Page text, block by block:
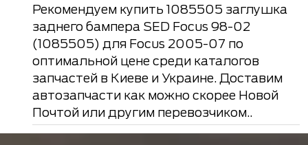
Рекомендуем купить 1085505 заглушка
заднего бампера SED Focus 98-02
(1085505) для Focus 2005-07 по
оптимальной цене среди каталогов
запчастей в Киеве и Украине. Доставим
автозапчасти как можно скорее Новой
Почтой или другим перевозчиком..